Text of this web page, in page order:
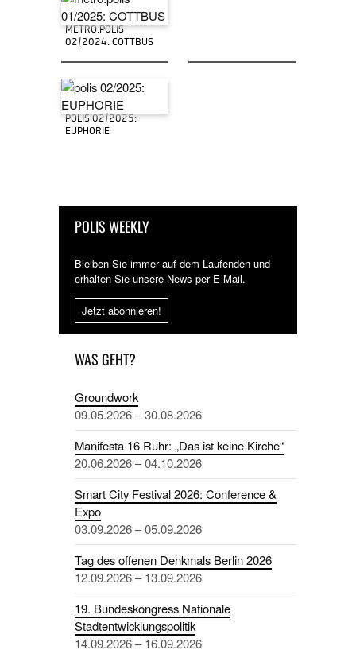
METRO.POLIS
02/2024: COTTBUS
POLIS 02/2025:
EUPHORIE
POLIS WEEKLY
Bleiben Sie immer auf dem Laufenden und
erhalten Sie unsere News per E-Mail.
Jetzt abonnieren!
WAS GEHT?
Groundwork
09.05.2026 – 30.08.2026
Manifesta 16 Ruhr: „Das ist keine Kirche“
20.06.2026 – 04.10.2026
Smart City Festival 2026: Conference &
Expo
03.09.2026 – 05.09.2026
Tag des offenen Denkmals Berlin 2026
12.09.2026 – 13.09.2026
19. Bundeskongress Nationale
Stadtentwicklungspolitik
14.09.2026 – 16.09.2026